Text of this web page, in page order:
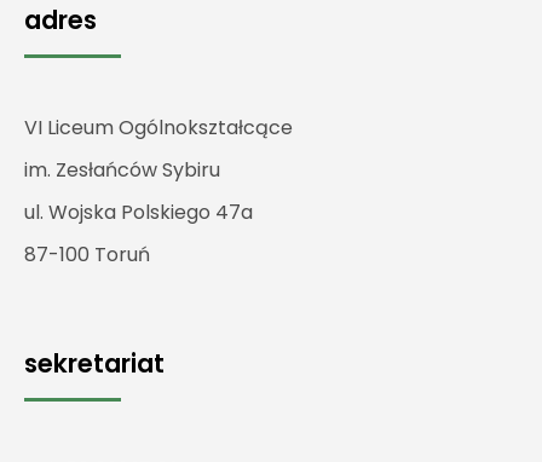
adres
VI Liceum Ogólnokształcące
im. Zesłańców Sybiru
ul. Wojska Polskiego 47a
87-100 Toruń
sekretariat